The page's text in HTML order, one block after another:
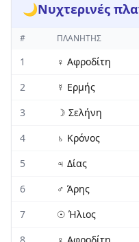
🌙Νυχτερινές
# ΠΛΑΝΉΤΗΣ
1 ♀ Αφροδίτη
2
☿ Ερμής
3
☽ Σελήνη
4
♄ Κρόνος
5
♃ Δίας
6
♂ Άρης
7
☉ Ήλιος